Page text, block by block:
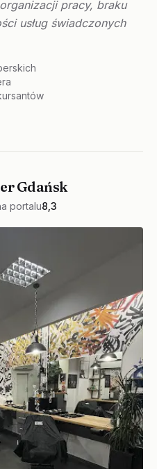
pracy, braku
usług świadczonych
Gdańsk
portalu8,3